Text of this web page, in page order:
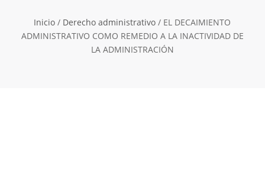
Inicio / Derecho administrativo / EL DECAIMIENTO
ADMINISTRATIVO COMO REMEDIO A LA INACTIVIDAD DE
LA ADMINISTRACIÓN